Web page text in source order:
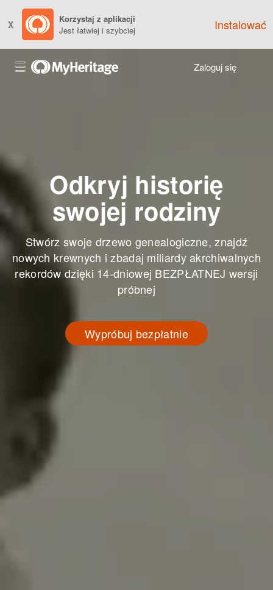
X
Korzystaj z aplikacji
Jest łatwiej i szybciej
Instalować
Zaloguj się
Odkryj historię
swojej rodziny
Stwórz swoje drzewo genealogiczne, znajdź
nowych krewnych i zbadaj miliardy akrchiwalnych
rekordów dzięki 14-dniowej BEZPŁATNEJ wersji
próbnej
Wypróbuj bezpłatnie